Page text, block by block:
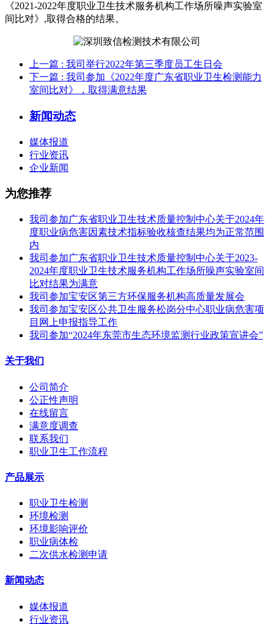
《2021-2022年度职业卫生技术服务机构工作场所噪声实验室
间比对》,取得合格的结果。
上一篇 : 我司举行2022年第三季度员工生日会
下一篇 : 我司参加《2022年度广东省职业卫生检测能力
室间比对》，取得满意结果
新闻动态
媒体报道
行业资讯
企业新闻
为您推荐
我司参加广东省职业卫生技术质量控制中心关于2024年
度职业病危害因素技术指标验收核查结果均为正常范围
内
我司参加广东省职业卫生技术质量控制中心关于2023-
2024年度职业卫生技术服务机构工作场所噪声实验室间
比对结果为满意
我司参加宝安区第三方环保服务机构高质量发展会
我司参加宝安区公共卫生服务松岗分中心职业病危害项
目网上申报指导工作
我司参加“2024年东莞市生态环境监测行业政策宣讲会”
关于我们
公司简介
公正性声明
在线留言
满意度调查
联系我们
职业卫生工作流程
产品展示
职业卫生检测
环境检测
环境影响评价
职业病体检
二次供水检测申请
新闻动态
媒体报道
行业资讯